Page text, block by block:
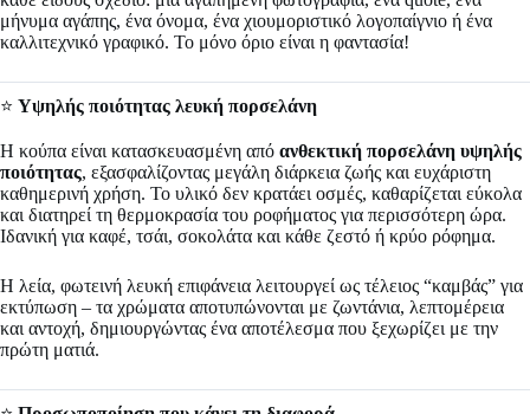
μήνυμα αγάπης, ένα όνομα, ένα χιουμοριστικό λογοπαίγνιο ή ένα
καλλιτεχνικό γραφικό. Το μόνο όριο είναι η φαντασία!
⭐ Υψηλής ποιότητας λευκή πορσελάνη
Η κούπα είναι κατασκευασμένη από ανθεκτική πορσελάνη υψηλής
ποιότητας, εξασφαλίζοντας μεγάλη διάρκεια ζωής και ευχάριστη
καθημερινή χρήση. Το υλικό δεν κρατάει οσμές, καθαρίζεται εύκολα
και διατηρεί τη θερμοκρασία του ροφήματος για περισσότερη ώρα.
Ιδανική για καφέ, τσάι, σοκολάτα και κάθε ζεστό ή κρύο ρόφημα.
Η λεία, φωτεινή λευκή επιφάνεια λειτουργεί ως τέλειος “καμβάς” για
εκτύπωση – τα χρώματα αποτυπώνονται με ζωντάνια, λεπτομέρεια
και αντοχή, δημιουργώντας ένα αποτέλεσμα που ξεχωρίζει με την
πρώτη ματιά.